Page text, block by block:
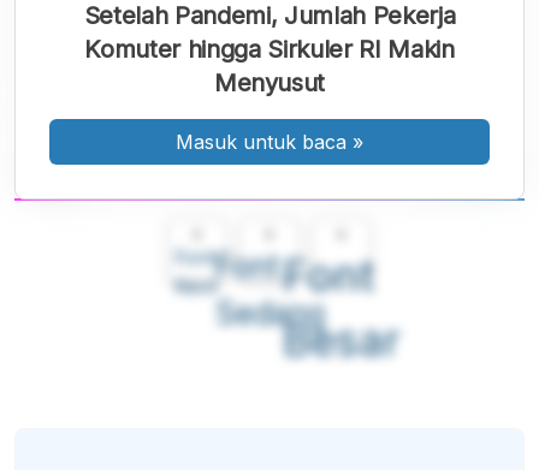
Font
Kecil
Font
Sedang
Font
Besar
Setelah Pandemi, Jumlah Pekerja
Komuter hingga Sirkuler RI Makin
Menyusut
Masuk untuk baca »